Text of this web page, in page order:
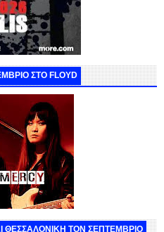
ΣΤΟ FLOYD
ΘΕΣΣΑΛΟΝΙΚΗ ΤΟΝ ΣΕΠΤΕΜΒΡΙΟ